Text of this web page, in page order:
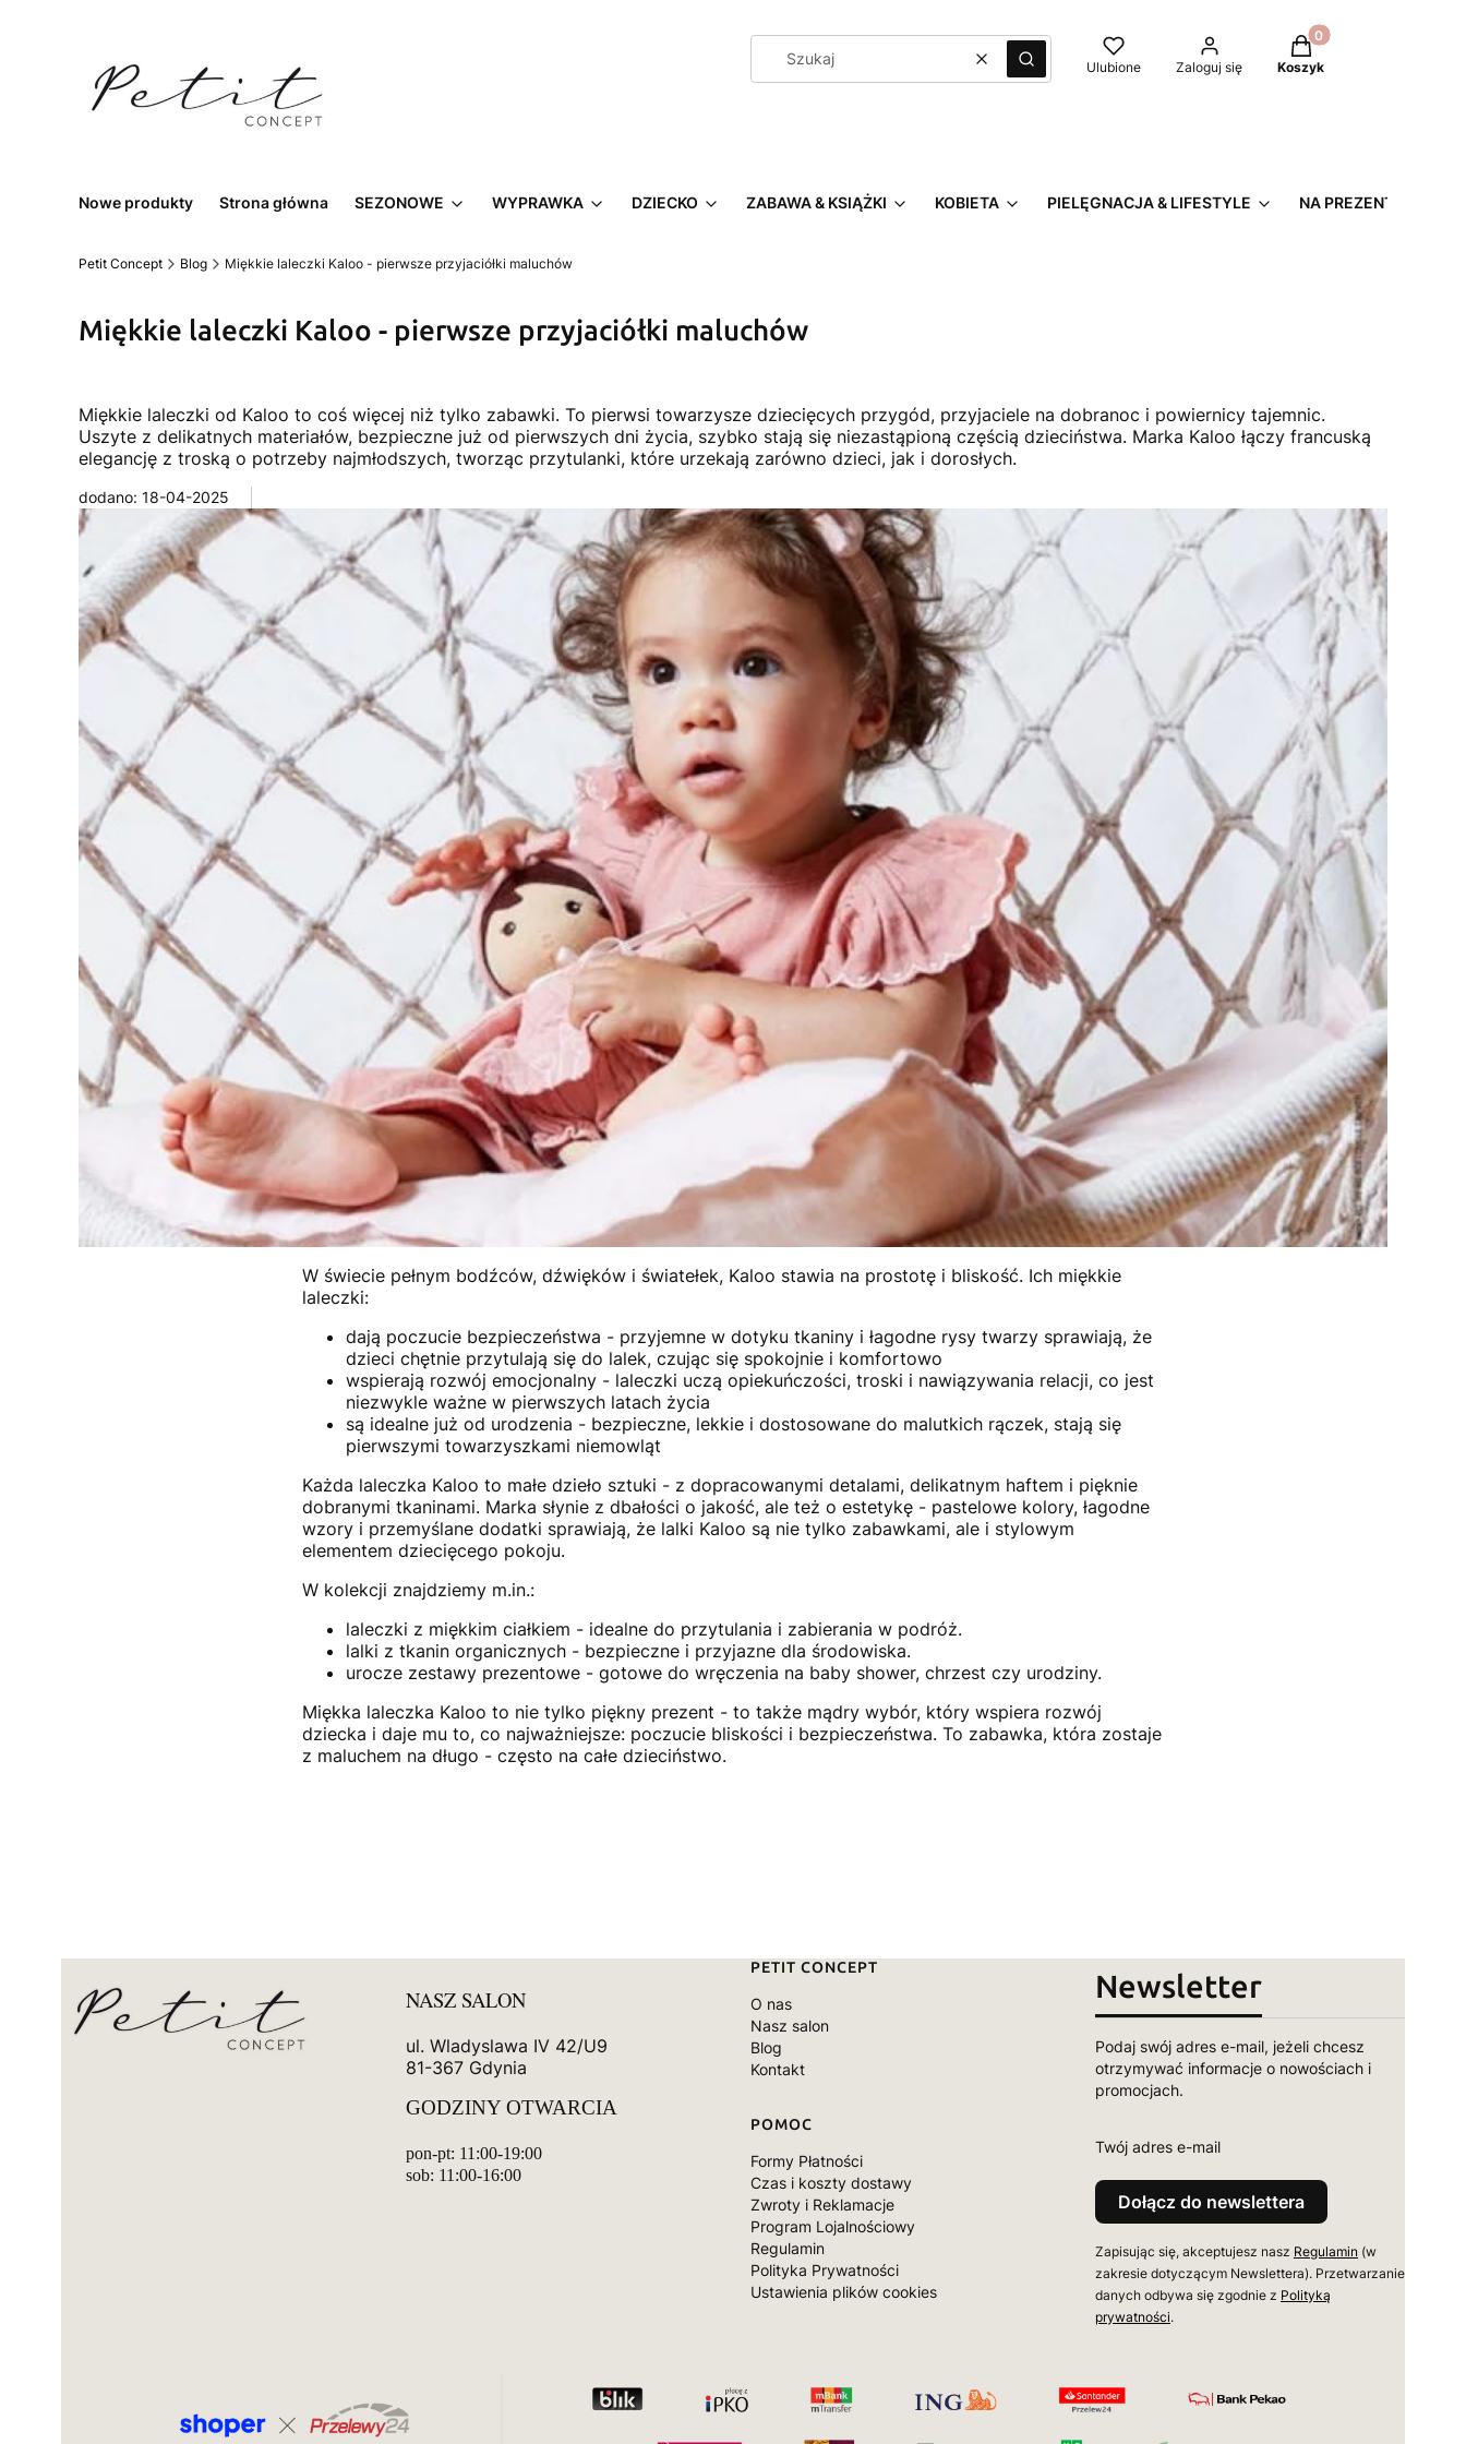
WyczyśćSzukaj Ulubione Zaloguj się
Produkty w koszyku:
Koszyk
Nowe produkty Strona główna SEZONOWE WYPRAWKA DZIECKO ZABAWA & KSIĄŻKI KOBIETA PIELĘGNACJA & LIFESTYLE NA PREZENT
Petit Concept Blog Miękkie laleczki Kaloo - pierwsze przyjaciółki maluchów
Miękkie laleczki Kaloo - pierwsze przyjaciółki maluchów
Miękkie laleczki od Kaloo to coś więcej niż tylko zabawki. To pierwsi towarzysze dziecięcych przygód, przyjaciele na dobranoc i powiernicy tajemnic.
Uszyte z delikatnych materiałów, bezpieczne już od pierwszych dni życia, szybko stają się niezastąpioną częścią dzieciństwa. Marka Kaloo łączy francuską
elegancję z troską o potrzeby najmłodszych, tworząc przytulanki, które urzekają zarówno dzieci, jak i dorosłych.
dodano: 18-04-2025
W świecie pełnym bodźców, dźwięków i światełek, Kaloo stawia na prostotę i bliskość. Ich miękkie
laleczki:
dają poczucie bezpieczeństwa - przyjemne w dotyku tkaniny i łagodne rysy twarzy sprawiają, że
dzieci chętnie przytulają się do lalek, czując się spokojnie i komfortowo
wspierają rozwój emocjonalny - laleczki uczą opiekuńczości, troski i nawiązywania relacji, co jest
niezwykle ważne w pierwszych latach życia
są idealne już od urodzenia - bezpieczne, lekkie i dostosowane do malutkich rączek, stają się
pierwszymi towarzyszkami niemowląt
Każda laleczka Kaloo to małe dzieło sztuki - z dopracowanymi detalami, delikatnym haftem i pięknie
dobranymi tkaninami. Marka słynie z dbałości o jakość, ale też o estetykę - pastelowe kolory, łagodne
wzory i przemyślane dodatki sprawiają, że lalki Kaloo są nie tylko zabawkami, ale i stylowym
elementem dziecięcego pokoju.
W kolekcji znajdziemy m.in.:
laleczki z miękkim ciałkiem - idealne do przytulania i zabierania w podróż.
lalki z tkanin organicznych - bezpieczne i przyjazne dla środowiska.
urocze zestawy prezentowe - gotowe do wręczenia na baby shower, chrzest czy urodziny.
Miękka laleczka Kaloo to nie tylko piękny prezent - to także mądry wybór, który wspiera rozwój
dziecka i daje mu to, co najważniejsze: poczucie bliskości i bezpieczeństwa. To zabawka, która zostaje
z maluchem na długo - często na całe dzieciństwo.
NASZ SALON
ul. Wladyslawa IV 42/U9
81-367 Gdynia
GODZINY OTWARCIA
pon-pt: 11:00-19:00
sob: 11:00-16:00
Linki w stopce
PETIT CONCEPT
O nas
Nasz salon
Blog
Kontakt
POMOC
Formy Płatności
Czas i koszty dostawy
Zwroty i Reklamacje
Program Lojalnościowy
Regulamin
Polityka Prywatności
Ustawienia plików cookies
Newsletter
Podaj swój adres e-mail, jeżeli chcesz
otrzymywać informacje o nowościach i
promocjach.
Twój adres e-mail
Dołącz do newslettera
Zapisując się, akceptujesz nasz Regulamin (w
zakresie dotyczącym Newslettera). Przetwarzanie
danych odbywa się zgodnie z Polityką
prywatności.